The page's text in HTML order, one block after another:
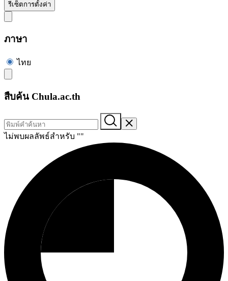
รีเซ็ตการตั้งค่า
ภาษา
ไทย
สืบค้น Chula.ac.th
ไม่พบผลลัพธ์สำหรับ ""